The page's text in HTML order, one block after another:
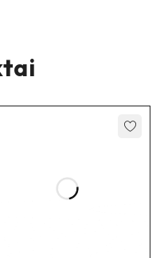
apkrovai.
– mažesnis kontaktinis
pakeisite greičiau,